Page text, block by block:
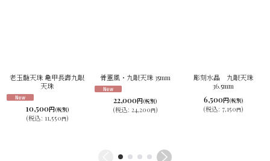
老玉髄天珠 亀甲長壽九眼
天珠
10,500円(税別)
(税込: 11,550円)
骨董風・九眼天珠 35mm
22,000円(税別)
(税込: 24,200円)
彫刻水晶 九眼天珠
36.5mm
6,500円(税別)
(税込: 7,150円)